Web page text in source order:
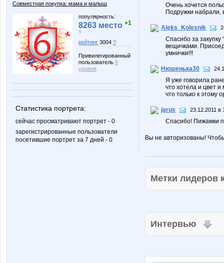
Совместная покупка: мама и малыш
популярность:
8263 место +1
↑
рейтинг 3004 ?
Привилегированный
пользователь 6
уровня
Статистика портрета:
сейчас просматривают портрет - 0
зарегистрированные пользователи
посетившие портрет за 7 дней - 0
Очень хочется
Подружки набрали,
Aleks_Kolesnik
Спасибо за
вещичками.
умнички!!!
Нюшенька30
Я уже говорила
что хотела и цвет
что только к этому
jarus 23.12.2011 в
Спасибо! Пижамки
Вы не авторизованы!
Метки
Интервью